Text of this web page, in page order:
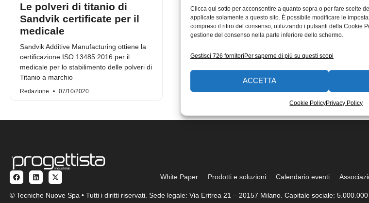
Clicca qui sotto per acconsentire a quanto sopra o per fare scelte
applicate solamente a questo sito. È possibile modificare le
compreso il ritiro del consenso, utilizzando i pulsanti della Cookie
gestione del consenso nella parte inferiore dello schermo.
Gestisci 726 fornitoriPer saperne di più su questi scopi
ACCETTA
Cookie PolicyPrivacy Policy
Le polveri di titanio di
Sandvik certificate per il
medicale
Sandvik Additive Manufacturing ottiene la
certificazione ISO 13485:2016 per il
medicale per lo stabilimento delle polveri di
Titanio a marchio
Redazione 07/10/2020
White Paper Prodotti e soluzioni Calendario eventi
© Tecniche Nuove Spa • Tutti i diritti riservati. Sede legale: Via Eritrea 21 – 20157 Milano. Capitale sociale: